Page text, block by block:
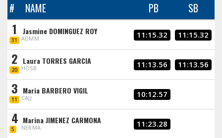
# NAME PB SB
1
31
Jasmine DOMINGUEZ ROY
ADMM 11:15.32 11:15.32
2
20
Laura TORRES GARCIA
HOSB 11:13.56 11:13.56
3
11
Maria BARBERO VIGIL
CAJJ 10:12.57
4
5
Marina JIMENEZ CARMONA
NERMA 11:23.28